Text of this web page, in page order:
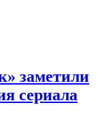
заметили
сериала